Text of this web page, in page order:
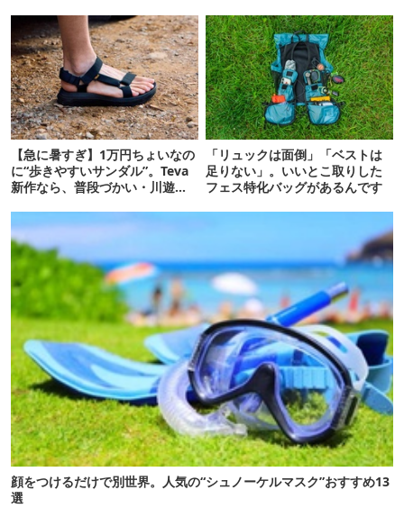
【急に暑すぎ】1万円ちょいなの
に“歩きやすいサンダル”。Teva
新作なら、普段づかい・川遊
「リュックは面倒」「ベストは
足りない」。いいとこ取りした
フェス特化バッグがあるんです
顔をつけるだけで別世界。人気の“シュノーケルマスク”おすすめ13
選